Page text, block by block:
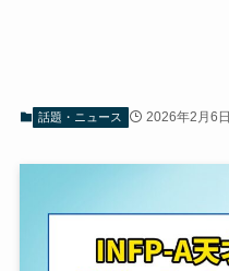
話題・ニュース 2026年2月6日